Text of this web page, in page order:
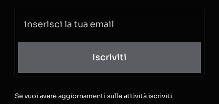
Iscriviti
Se vuoi avere aggiornamenti sulle attività iscriviti